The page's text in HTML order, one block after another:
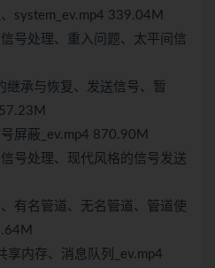
system_ev.mp4 339.04M
号处理、重入问题、太平间信
继承与恢复、发送信号、暂
屏蔽_ev.mp4 870.90M
号处理、现代风格的信号发送
有名管道、无名管道、管道使
享内存、消息队列_ev.mp4